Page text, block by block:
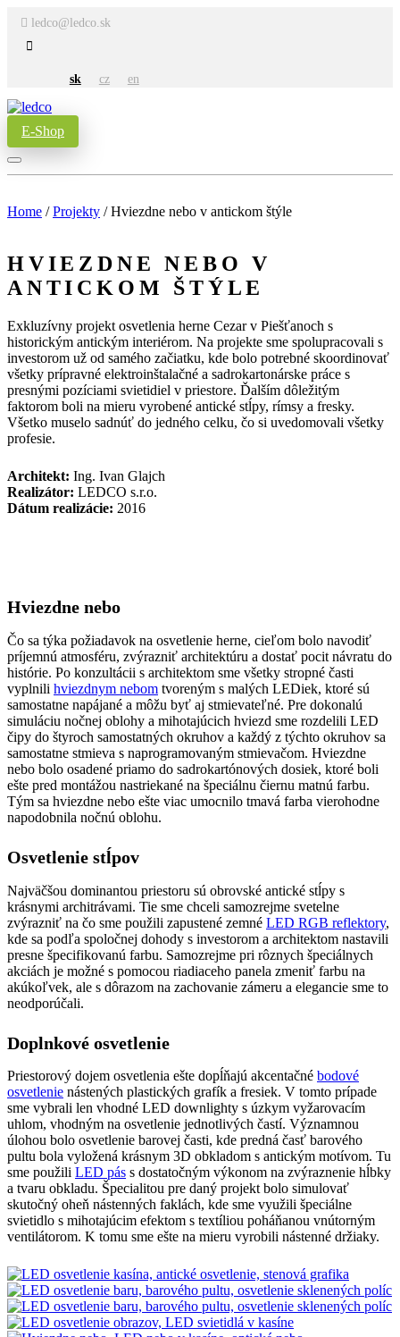
ledco@ledco.sk
sk cz en
E-Shop
Home /Projekty /Hviezdne nebo v antickom štýle
HVIEZDNE NEBO V
ANTICKOM ŠTÝLE
Exkluzívny projekt osvetlenia herne Cezar v Piešťanoch s
historickým antickým interiérom. Na projekte sme spolupracovali s
investorom už od samého začiatku, kde bolo potrebné skoordinovať
všetky prípravné elektroinštalačné a sadrokartonárske práce s
presnými pozíciami svietidiel v priestore. Ďalším dôležitým
faktorom boli na mieru vyrobené antické stĺpy, rímsy a fresky.
Všetko muselo sadnúť do jedného celku, čo si uvedomovali všetky
profesie.
Architekt: Ing. Ivan Glajch
Realizátor: LEDCO s.r.o.
Dátum realizácie: 2016
Hviezdne nebo
Čo sa týka požiadavok na osvetlenie herne, cieľom bolo navodiť
príjemnú atmosféru, zvýrazniť architektúru a dostať pocit návratu do
histórie. Po konzultácii s architektom sme všetky stropné časti
vyplnili hviezdnym nebom tvoreným s malých LEDiek, ktoré sú
samostatne napájané a môžu byť aj stmievateľné. Pre dokonalú
simuláciu nočnej oblohy a mihotajúcich hviezd sme rozdelili LED
čipy do štyroch samostatných okruhov a každý z týchto okruhov sa
samostatne stmieva s naprogramovaným stmievačom. Hviezdne
nebo bolo osadené priamo do sadrokartónových dosiek, ktoré boli
ešte pred montážou nastriekané na špeciálnu čiernu matnú farbu.
Tým sa hviezdne nebo ešte viac umocnilo tmavá farba vierohodne
napodobnila nočnú oblohu.
Osvetlenie stĺpov
Najväčšou dominantou priestoru sú obrovské antické stĺpy s
krásnymi architrávami. Tie sme chceli samozrejme svetelne
zvýrazniť na čo sme použili zapustené zemné LED RGB reflektory,
kde sa podľa spoločnej dohody s investorom a architektom nastavili
presne špecifikovanú farbu. Samozrejme pri rôznych špeciálnych
akciách je možné s pomocou riadiaceho panela zmeniť farbu na
akúkoľvek, ale s dôrazom na zachovanie zámeru a elegancie sme to
neodporúčali.
Doplnkové osvetlenie
Priestorový dojem osvetlenia ešte dopĺňajú akcentačné bodové
osvetlenie nástených plastických grafík a fresiek. V tomto prípade
sme vybrali len vhodné LED downlighty s úzkym vyžarovacím
uhlom, vhodným na osvetlenie jednotlivých častí. Významnou
úlohou bolo osvetlenie barovej časti, kde predná časť barového
pultu bola vyložená krásnym 3D obkladom s antickým motívom. Tu
sme použili LED pás s dostatočným výkonom na zvýraznenie hĺbky
a tvaru obkladu. Špecialitou pre daný projekt bolo simulovať
skutočný oheň nástenných faklách, kde sme využili špeciálne
svietidlo s mihotajúcim efektom s textíliou poháňanou vnútorným
ventilátorom. K tomu sme ešte na mieru vyrobili nástenné držiaky.